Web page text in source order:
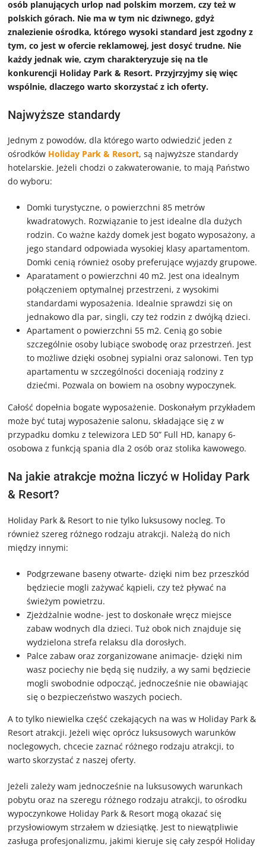
osób planujących urlop nad polskim morzem, czy też w
polskich górach. Nie ma w tym nic dziwnego, gdyż
znalezienie ośrodka, którego wysoki standard jest zgodny z
tym, co jest w ofercie reklamowej, jest dosyć trudne. Nie
każdy jednak wie, czym charakteryzuje się na tle
konkurencji Holiday Park & Resort. Przyjrzyjmy się więc
wspólnie, dlaczego warto skorzystać z ich oferty.
Najwyższe standardy
Jednym z powodów, dla którego warto odwiedzić jeden z
ośrodków Holiday Park & Resort, są najwyższe standardy
hotelarskie. Jeżeli chodzi o zakwaterowanie, to mają Państwo
do wyboru:
Domki turystyczne, o powierzchni 85 metrów
kwadratowych. Rozwiązanie to jest idealne dla dużych
rodzin. Co ważne każdy domek jest bogato wyposażony, a
jego standard odpowiada wysokiej klasy apartamentom.
Domki cenią również osoby preferujące wyjazdy grupowe.
Aparatament o powierzchni 40 m2. Jest ona idealnym
połączeniem optymalnej przestrzeni, z wysokimi
standardami wyposażenia. Idealnie sprawdzi się on
jednakowo dla par, singli, czy też rodzin z dwójką dzieci.
Apartament o powierzchni 55 m2. Cenią go sobie
szczególnie osoby lubiące swobodę oraz przestrzeń. Jest
to możliwe dzięki osobnej sypialni oraz salonowi. Ten typ
apartamentu w szczególności doceniają rodziny z
dziećmi. Pozwala on bowiem na osobny wypoczynek.
Całość dopełnia bogate wyposażenie. Doskonałym przykładem
może być tutaj wyposażenie salonu, składające się z w
przypadku domku z telewizora LED 50” Full HD, kanapy 6-
osobowa z funkcją spania dla 2 osób oraz stolika kawowego.
Na jakie atrakcje można liczyć w Holiday Park
& Resort?
Holiday Park & Resort to nie tylko luksusowy nocleg. To
również szereg różnego rodzaju atrakcji. Należą do nich
między innymi:
Podgrzewane baseny otwarte- dzięki nim bez przeszkód
będziecie mogli zażywać kąpieli, czy też pływać na
świeżym powietrzu.
Zjeżdżalnie wodne- jest to doskonałe wręcz miejsce
zabaw wodnych dla dzieci. Tuż obok nich znajduje się
wydzielona strefa relaksu dla dorosłych.
Palce zabaw oraz zorganizowane animacje- dzięki nim
wasz pociechy nie będą się nudziły, a wy sami będziecie
mogli swobodnie odpocząć, jednocześnie nie obawiając
się o bezpieczeństwo waszych pociech.
A to tylko niewielka część czekających na was w Holiday Park &
Resort atrakcji. Jeżeli więc oprócz luksusowych warunków
noclegowych, chcecie zaznać różnego rodzaju atrakcji, to
warto skorzystać z naszej oferty.
Jeżeli zależy wam jednocześnie na luksusowych warunkach
pobytu oraz na szeregu różnego rodzaju atrakcji, to ośrodku
wypoczynkowe Holiday Park & Resort mogą okazać się
przysłowiowym strzałem w dziesiątkę. Jest to niewątpliwie
zasługa profesjonalizmu, jakimi kieruje się cały zespół Holiday